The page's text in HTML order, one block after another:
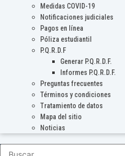
Medidas COVID-19
Notificaciones judiciales
Pagos en línea
Póliza estudiantil
P.Q.R.D.F
Generar P.Q.R.D.F.
Informes P.Q.R.D.F.
Preguntas frecuentes
Términos y condiciones
Tratamiento de datos
Mapa del sitio
Noticias